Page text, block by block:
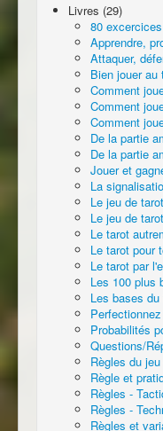
Livres (29)
80
Apprendre,
Attaquer,
Bien jouer au
Comment
Comment
Comment
De la partie
De la partie
Jouer et
La
Le jeu de
Le jeu de
Le tarot
Le tarot pour
Le tarot par
Les 100 plus
Les bases du
Probabilités
Questions/
Règles du
Règle et
Règles -
Règles -
Règles et